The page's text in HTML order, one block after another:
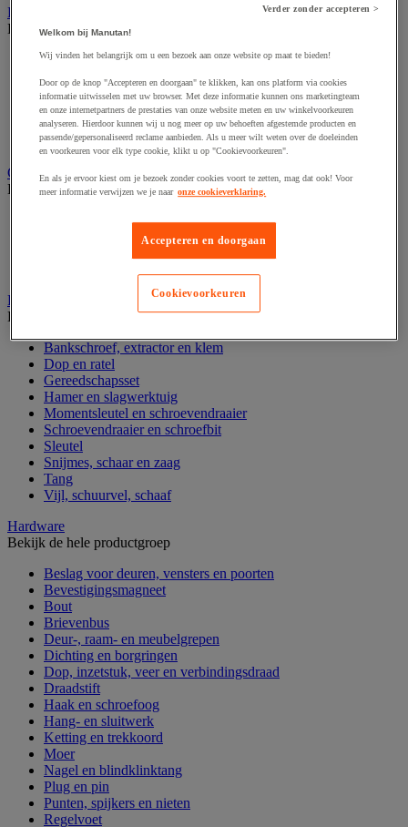
Elektrische toebehoren en verlichting
Bekijk de hele productgroep
Accessoires voor elektrisch schakelpaneel
Batterij, oplader en kabel
Elektrische kabel
Elektrische uitrusting
Verlengsnoer, stekkerdoos en kapelhaspel
Wandcontactdoos en schakelaar
Gereedschap opbergen
Bekijk de hele productgroep
Assortimentsdoos en gereedschapkoffer
Gereedschapskist en opbergtas
Handgereedschap
Bekijk de hele productgroep
Bankschroef, extractor en klem
Dop en ratel
Gereedschapsset
Hamer en slagwerktuig
Momentsleutel en schroevendraaier
Schroevendraaier en schroefbit
Sleutel
Snijmes, schaar en zaag
Tang
Vijl, schuurvel, schaaf
Hardware
Bekijk de hele productgroep
Beslag voor deuren, vensters en poorten
Bevestigingsmagneet
Bout
Brievenbus
Deur-, raam- en meubelgrepen
Dichting en borgringen
Dop, inzetstuk, veer en verbindingsdraad
Draadstift
Haak en schroefoog
Hang- en sluitwerk
Ketting en trekkoord
Moer
Nagel en blindklinktang
Plug en pin
Punten, spijkers en nieten
Regelvoet
Verder zonder accepteren >
Welkom bij Manutan!
Wij vinden het belangrijk om u een bezoek aan onze website op maat te bieden!
Door op de knop "Accepteren en doorgaan" te klikken, kan ons platform via cookies
informatie uitwisselen met uw browser. Met deze informatie kunnen ons marketingteam
en onze internetpartners de prestaties van onze website meten en uw winkelvoorkeuren
analyseren. Hierdoor kunnen wij u nog meer op uw behoeften afgestemde producten en
passende/gepersonaliseerd reclame aanbieden. Als u meer wilt weten over de doeleinden
en voorkeuren voor elk type cookie, klikt u op "Cookievoorkeuren".
En als je ervoor kiest om je bezoek zonder cookies voort te zetten, mag dat ook! Voor
meer informatie verwijzen we je naar onze cookieverklaring.
Accepteren en doorgaan
Cookievoorkeuren